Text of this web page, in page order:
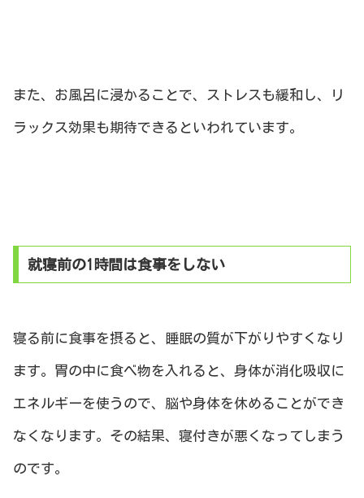
また、お風呂に浸かることで、ストレスも緩和し、リ
ラックス効果も期待できるといわれています。
就寝前の1時間は食事をしない
寝る前に食事を摂ると、睡眠の質が下がりやすくなり
ます。胃の中に食べ物を入れると、身体が消化吸収に
エネルギーを使うので、脳や身体を休めることができ
なくなります。その結果、寝付きが悪くなってしまう
のです。